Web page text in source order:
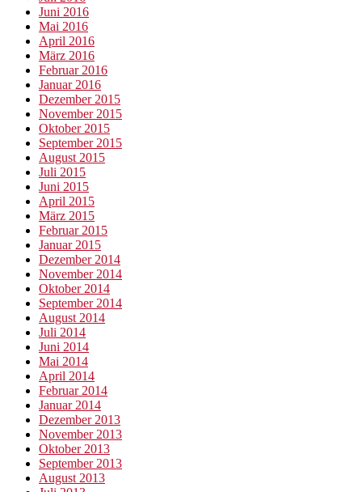
Juni 2016
Mai 2016
April 2016
März 2016
Februar 2016
Januar 2016
Dezember 2015
November 2015
Oktober 2015
September 2015
August 2015
Juli 2015
Juni 2015
April 2015
März 2015
Februar 2015
Januar 2015
Dezember 2014
November 2014
Oktober 2014
September 2014
August 2014
Juli 2014
Juni 2014
Mai 2014
April 2014
Februar 2014
Januar 2014
Dezember 2013
November 2013
Oktober 2013
September 2013
August 2013